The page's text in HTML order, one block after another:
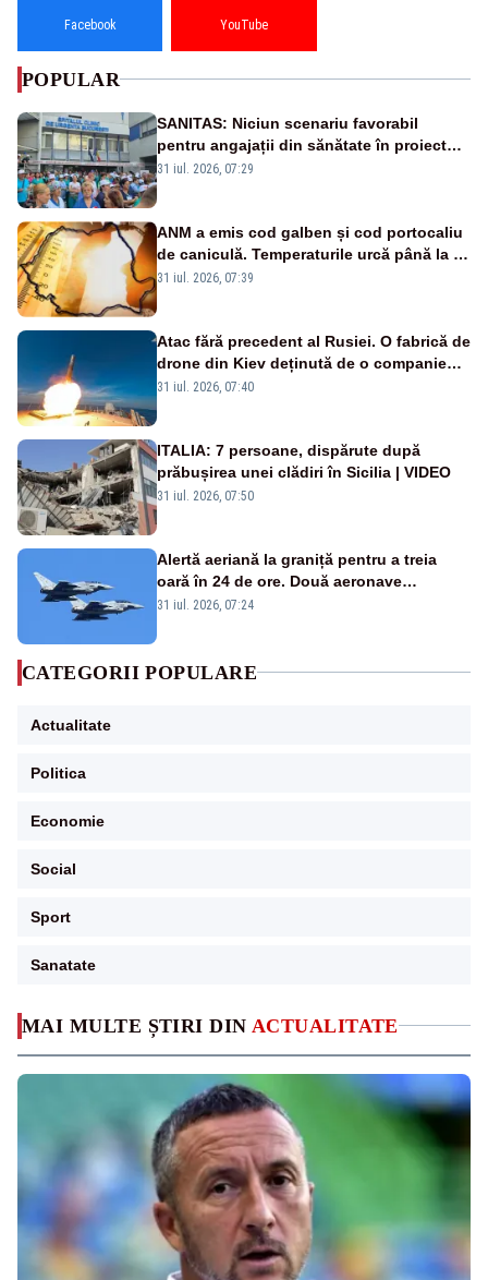
MAI MULTE ȘTIRI DIN ACTUALITATE
Facebook YouTube
POPULAR
SANITAS: Niciun scenariu favorabil
pentru angajații din sănătate în proiectul
Legii salarizării
31 iul. 2026, 07:29
ANM a emis cod galben și cod portocaliu
de caniculă. Temperaturile urcă până la 38
de grade, iar nopțile devin tropicale
31 iul. 2026, 07:39
Atac fără precedent al Rusiei. O fabrică de
drone din Kiev deținută de o companie
americană, distrusă de o rachetă
31 iul. 2026, 07:40
ITALIA: 7 persoane, dispărute după
prăbușirea unei clădiri în Sicilia | VIDEO
31 iul. 2026, 07:50
Alertă aeriană la graniță pentru a treia
oară în 24 de ore. Două aeronave
Eurofighter britanice au fost ridicate de la
31 iul. 2026, 07:24
CATEGORII POPULARE
Actualitate
Politica
Economie
Social
Sport
Sanatate